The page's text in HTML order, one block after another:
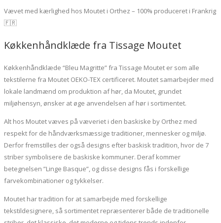
Vævet med kærlighed hos Moutet i Orthez – 100% produceret i Frankrig
🇫🇷
Køkkenhåndklæde fra Tissage Moutet
Køkkenhåndklæde “Bleu Magritte” fra Tissage Moutet er som alle
tekstilerne fra Moutet OEKO-TEX certificeret. Moutet samarbejder med
lokale landmænd om produktion af hør, da Moutet, grundet
miljøhensyn, ønsker at øge anvendelsen af hør i sortimentet.
Alt hos Moutet væves på væveriet i den baskiske by Orthez med
respekt for de håndværksmæssige traditioner, mennesker og miljø.
Derfor fremstilles der også designs efter baskisk tradition, hvor de 7
striber symbolisere de baskiske kommuner. Deraf kommer
betegnelsen ”Linge Basque”, og disse designs fås i forskellige
farvekombinationer og tykkelser.
Moutet har tradition for at samarbejde med forskellige
tekstildesignere, så sortimentet repræsenterer både de traditionelle